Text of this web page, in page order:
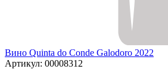
Вино Quinta do Conde Galodoro 2022
Артикул: 00008312